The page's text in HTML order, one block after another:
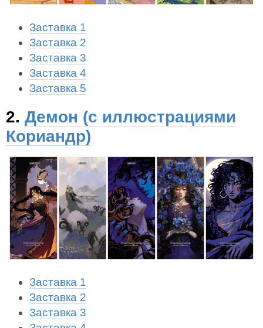
Заставка 1
Заставка 2
Заставка 3
Заставка 4
Заставка 5
2. Демон (с иллюстрациями
Кориандр)
Заставка 1
Заставка 2
Заставка 3